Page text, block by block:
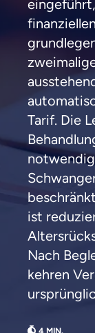
Tarif. Die
ist
Nach
kehren
Weil es
du dich
Wir
uns
Wir
Wozu